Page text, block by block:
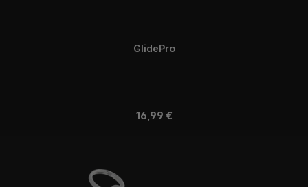
GlidePro
Regulärer Preis:
16,99 €